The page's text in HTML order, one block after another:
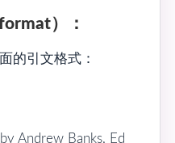
）：
的引文格式：
Andrew Banks, Ed